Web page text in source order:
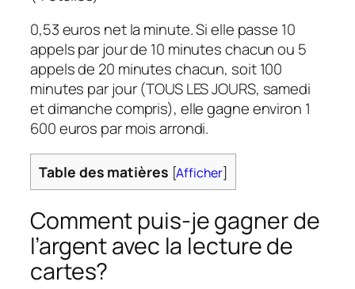
0,53 euros net la minute. Si elle passe 10
appels par jour de 10 minutes chacun ou 5
appels de 20 minutes chacun, soit 100
minutes par jour (TOUS LES JOURS, samedi
et dimanche compris), elle gagne environ 1
600 euros par mois arrondi.
Table des matières [Afficher]
Comment puis-je gagner de
l’argent avec la lecture de
cartes?